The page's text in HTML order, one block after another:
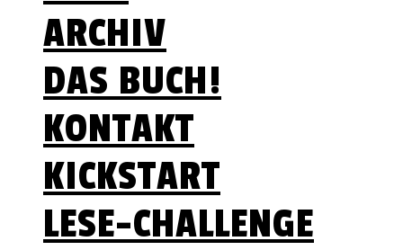
ARCHIV
DAS BUCH!
KONTAKT
KICKSTART
LESE-CHALLENGE